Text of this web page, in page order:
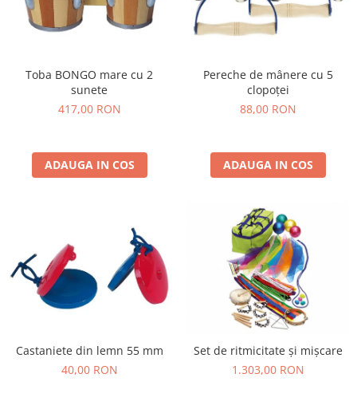
Figurine
Mobilier gradinita
Spații de joacă
Educatie inovativa
Dezvoltare timpurie
Experimente
Jucării interactive
Lumina
Lumini si culori
Magnetism
Pregătire pentru școală
Pregătirea scrierii de mână
Toba BONGO mare cu 2
sunete
417,00 RON
ADAUGA IN COS
Pereche de mânere cu 5
clopoței
88,00 RON
ADAUGA IN COS
Castaniete din lemn 55 mm
40,00 RON
Set de ritmicitate și mișcare
1.303,00 RON